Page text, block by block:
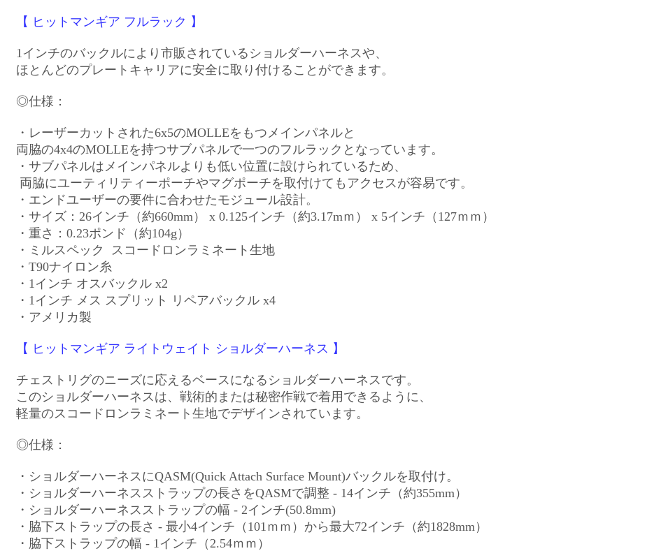
【 ヒットマンギア フルラック 】
1インチのバックルにより市販されているショルダーハーネスや、
ほとんどのプレートキャリアに安全に取り付けることができます。
◎仕様：
・レーザーカットされた6x5のMOLLEをもつメインパネルと
両脇の4x4のMOLLEを持つサブパネルで一つのフルラックとなっています。
・サブパネルはメインパネルよりも低い位置に設けられているため、
両脇にユーティリティーポーチやマグポーチを取付けてもアクセスが容易です。
・エンドユーザーの要件に合わせたモジュール設計。
・サイズ：26インチ（約660mm） x 0.125インチ（約3.17mｍ） x 5インチ（127ｍｍ）
・重さ：0.23ポンド（約104g）
・ミルスペック スコードロンラミネート生地
・T90ナイロン糸
・1インチ オスバックル x2
・1インチ メス スプリット リペアバックル x4
・アメリカ製
【 ヒットマンギア ライトウェイト ショルダーハーネス 】
チェストリグのニーズに応えるベースになるショルダーハーネスです。
このショルダーハーネスは、戦術的または秘密作戦で着用できるように、
軽量のスコードロンラミネート生地でデザインされています。
◎仕様：
・ショルダーハーネスにQASM(Quick Attach Surface Mount)バックルを取付け。
・ショルダーハーネスストラップの長さをQASMで調整 - 14インチ（約355mm）
・ショルダーハーネスストラップの幅 - 2インチ(50.8mm)
・脇下ストラップの長さ - 最小4インチ（101ｍｍ）から最大72インチ（約1828mm）
・脇下ストラップの幅 - 1インチ（2.54ｍｍ）